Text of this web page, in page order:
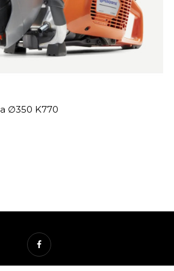
∅350 K770
Facebook